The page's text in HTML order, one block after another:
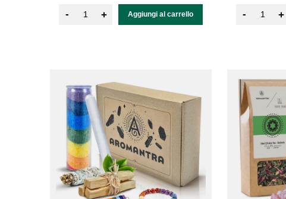
- + Aggiungi al carrello - +